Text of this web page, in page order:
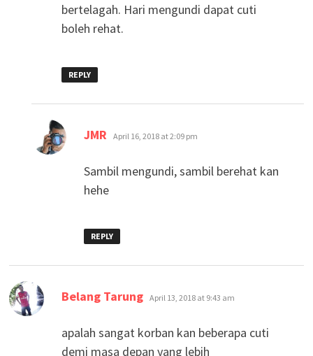
bertelagah. Hari mengundi dapat cuti
boleh rehat.
REPLY
JMR says:
April 16, 2018 at 2:09 pm
Sambil mengundi, sambil berehat kan
hehe
REPLY
Belang Tarung says:
April 13, 2018 at 9:43 am
apalah sangat korban kan beberapa cuti
demi masa depan yang lebih